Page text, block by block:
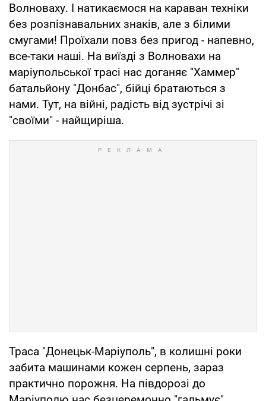
Волноваху. І натикаємося на караван техніки
без розпізнавальних знаків, але з білими
смугами! Проїхали повз без пригод - напевно,
все-таки наші. На виїзді з Волновахи на
маріупольської трасі нас доганяє "Хаммер"
батальйону "Донбас", бійці братаються з
нами. Тут, на війні, радість від зустрічі зі
"своїми" - найщиріша.
Траса "Донецьк-Маріуполь", в колишні роки
забита машинами кожен серпень, зараз
практично порожня. На півдорозі до